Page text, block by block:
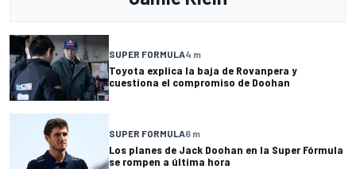
SUPER FORMULA4 m
Toyota explica la baja de Rovanpera y
cuestiona el compromiso de Doohan
SUPER FORMULA6 m
Los planes de Jack Doohan en la Super Fórmula
se rompen a última hora